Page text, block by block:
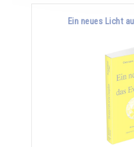
Ein neues Licht